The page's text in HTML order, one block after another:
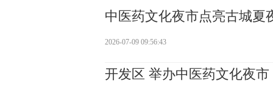
中医药文化夜市点亮古城夏
2026-07-09 09:56:43
开发区 举办中医药文化夜市